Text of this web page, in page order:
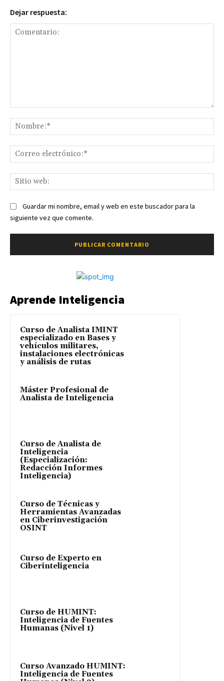
Dejar respuesta:
Guardar mi nombre, email y web en este buscador para la
siguiente vez que comente.
Aprende Inteligencia
Curso de Analista IMINT
especializado en Bases y
vehículos militares,
instalaciones electrónicas
y análisis de rutas
Máster Profesional de
Analista de Inteligencia
Curso de Analista de
Inteligencia
(Especialización:
Redacción Informes
Inteligencia)
Curso de Técnicas y
Herramientas Avanzadas
en Ciberinvestigación
OSINT
Curso de Experto en
Ciberinteligencia
Curso de HUMINT:
Inteligencia de Fuentes
Humanas (Nivel 1)
Curso Avanzado HUMINT:
Inteligencia de Fuentes